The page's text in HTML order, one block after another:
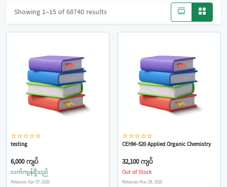
Showing 1–15 of 68740 results
star_borderstar_borderstar_borderstar_borderstar_border
testing
6,000 ကျပ်
လက်ကျန်ရှိသည်
Releases Apr 07, 2026
star_borderstar_borderstar_borderstar_borderstar_border
CEHM-520 Applied Organic Chemistry
32,100 ကျပ်
Out of Stock
Releases Mar 28, 2026